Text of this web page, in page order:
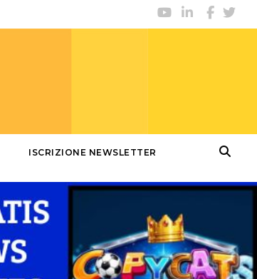
ISCRIZIONE NEWSLETTER